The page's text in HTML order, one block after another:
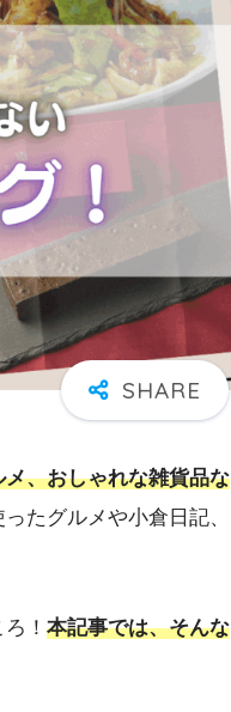
、おしゃれな雑貨品な
たグルメや小倉日記、
！ 本記事では、そんな